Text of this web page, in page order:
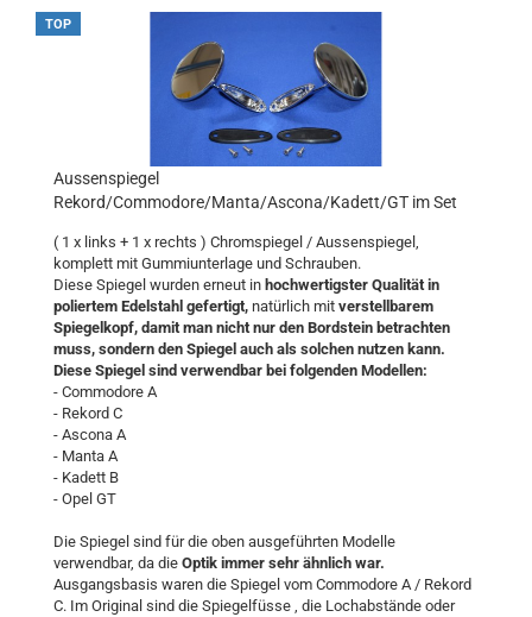
TOP
Aussenspiegel
Rekord/Commodore/Manta/Ascona/Kadett/GT im Set
( 1 x links + 1 x rechts ) Chromspiegel / Aussenspiegel,
komplett mit Gummiunterlage und Schrauben.
Diese Spiegel wurden erneut in hochwertigster Qualität in
poliertem Edelstahl gefertigt, natürlich mit verstellbarem
Spiegelkopf, damit man nicht nur den Bordstein betrachten
muss, sondern den Spiegel auch als solchen nutzen kann.
Diese Spiegel sind verwendbar bei folgenden Modellen:
- Commodore A
- Rekord C
- Ascona A
- Manta A
- Kadett B
- Opel GT
Die Spiegel sind für die oben ausgeführten Modelle
verwendbar, da die Optik immer sehr ähnlich war.
Ausgangsbasis waren die Spiegel vom Commodore A / Rekord
C. Im Original sind die Spiegelfüsse , die Lochabstände oder